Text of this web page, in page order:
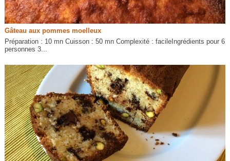
Gâteau aux pommes moelleux
Préparation : 10 mn Cuisson : 50 mn Complexité : facileIngrédients pour 6
personnes 3...